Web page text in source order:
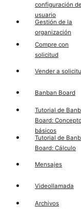
configuración
usuario
Gestión de la
organización
Compre con
solicitud
Vender a
Banban Board
Tutorial de
Board:
básicos
Tutorial de
Board: Cálculo
Mensajes
Videollamada
Archivos